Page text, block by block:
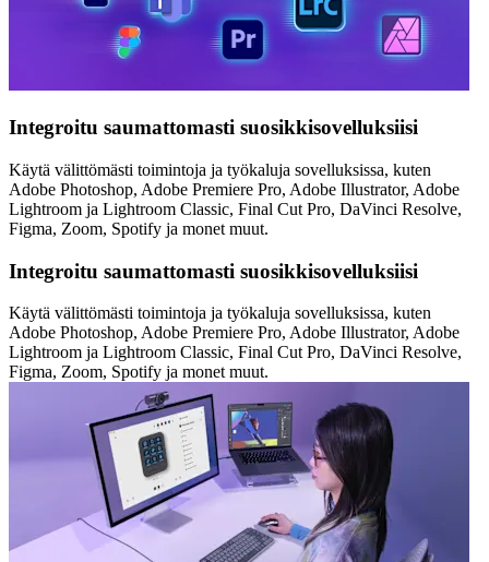
Integroitu saumattomasti suosikkisovelluksiisi
Käytä välittömästi toimintoja ja työkaluja sovelluksissa, kuten
Adobe Photoshop, Adobe Premiere Pro, Adobe Illustrator, Adobe
Lightroom ja Lightroom Classic, Final Cut Pro, DaVinci Resolve,
Figma, Zoom, Spotify ja monet muut.
Integroitu saumattomasti suosikkisovelluksiisi
Käytä välittömästi toimintoja ja työkaluja sovelluksissa, kuten
Adobe Photoshop, Adobe Premiere Pro, Adobe Illustrator, Adobe
Lightroom ja Lightroom Classic, Final Cut Pro, DaVinci Resolve,
Figma, Zoom, Spotify ja monet muut.